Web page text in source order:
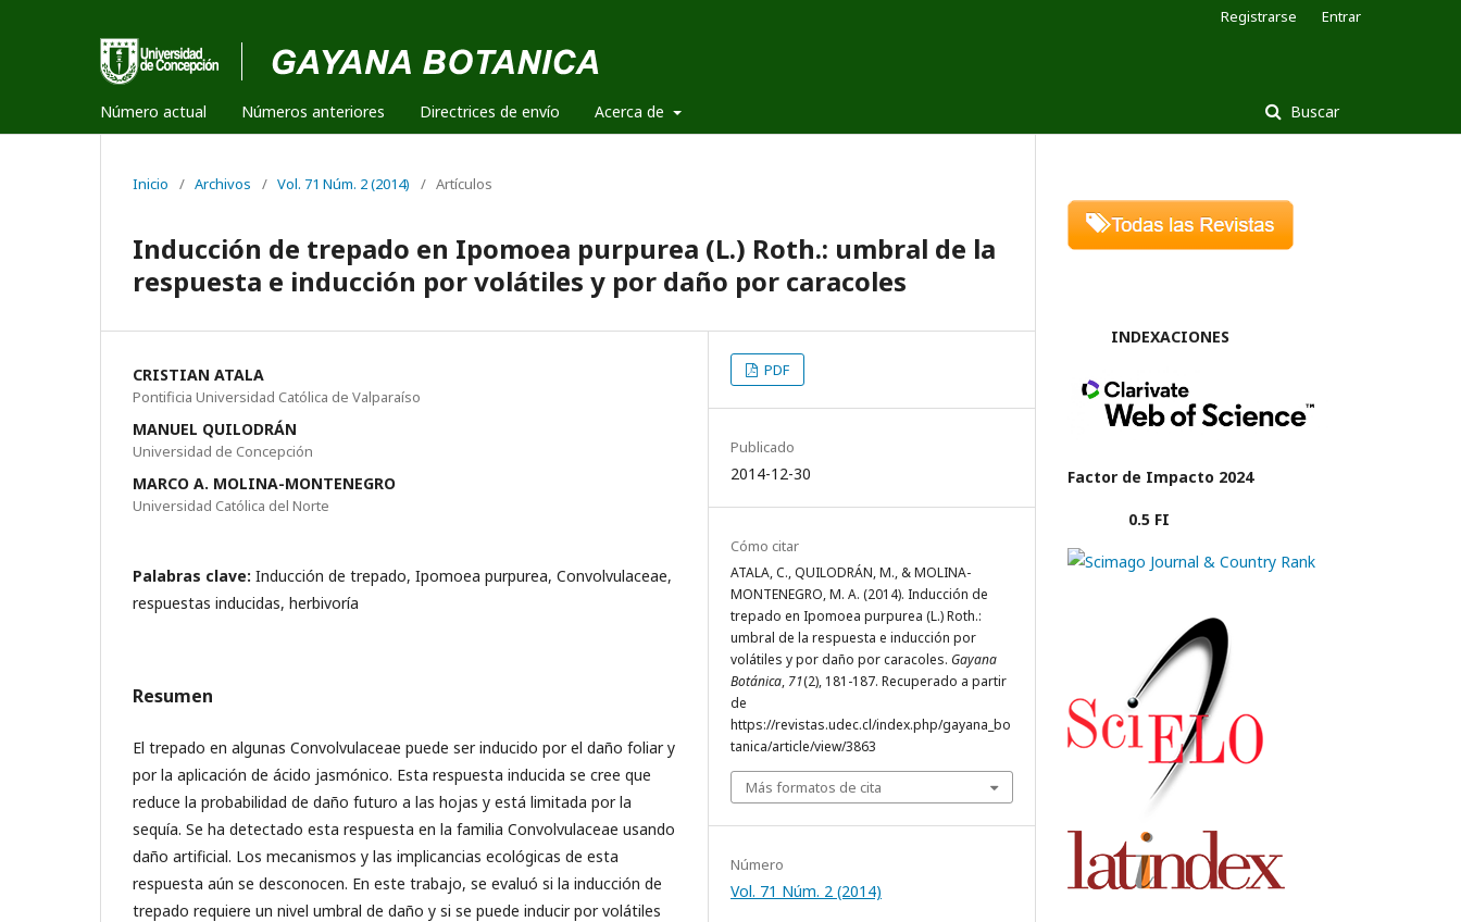
Número actual Números anteriores Directrices de envío Acerca de Buscar
Registrarse Entrar
Inicio / Archivos / Vol. 71 Núm. 2 (2014) / Artículos
Inducción de trepado en Ipomoea purpurea (L.) Roth.: umbral de la
respuesta e inducción por volátiles y por daño por caracoles
CRISTIAN ATALA
Pontificia Universidad Católica de Valparaíso
MANUEL QUILODRÁN
Universidad de Concepción
MARCO A. MOLINA-MONTENEGRO
Universidad Católica del Norte
Palabras clave: Inducción de trepado, Ipomoea purpurea, Convolvulaceae,
respuestas inducidas, herbivoría
Resumen
El trepado en algunas Convolvulaceae puede ser inducido por el daño foliar y
por la aplicación de ácido jasmónico. Esta respuesta inducida se cree que
reduce la probabilidad de daño futuro a las hojas y está limitada por la
sequía. Se ha detectado esta respuesta en la familia Convolvulaceae usando
daño artificial. Los mecanismos y las implicancias ecológicas de esta
respuesta aún se desconocen. En este trabajo, se evaluó si la inducción de
trepado requiere un nivel umbral de daño y si se puede inducir por volátiles
PDF
Publicado
2014-12-30
Cómo citar
ATALA, C., QUILODRÁN, M., & MOLINA-
MONTENEGRO, M. A. (2014). Inducción de
trepado en Ipomoea purpurea (L.) Roth.:
umbral de la respuesta e inducción por
volátiles y por daño por caracoles. Gayana
Botánica, 71(2), 181-187. Recuperado a partir
de
https://revistas.udec.cl/index.php/gayana_bo
tanica/article/view/3863
Más formatos de cita
Número
Vol. 71 Núm. 2 (2014)
INDEXACIONES
Factor de Impacto 2024
0.5 FI